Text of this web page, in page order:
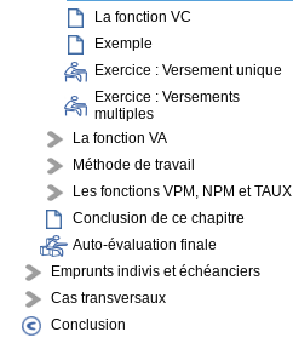
La fonction VC
Exemple
Exercice : Versement unique
Exercice : Versements
multiples
La fonction VA
Méthode de travail
Les fonctions VPM, NPM et TAUX
Conclusion de ce chapitre
Auto-évaluation finale
Emprunts indivis et échéanciers
Cas transversaux
Conclusion